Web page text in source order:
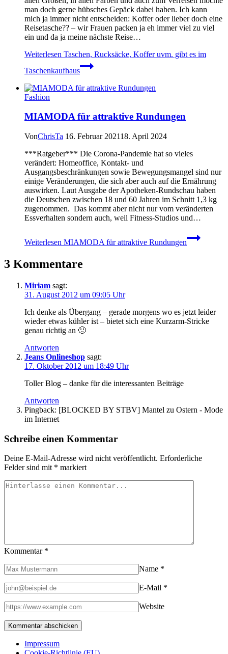
man doch gerne hübsches Gepäck dabei haben. Ich kann
mich ja immer nicht entscheiden: Koffer oder lieber doch eine
Reisetasche?? – wir Frauen packen ja eh immer viel zu viel
ein und da ja meine nächste Reise…
Weiterlesen Taschen, Rucksäcke, Koffer uvm. gibt es im
Taschenkaufhaus
Fashion
MIAMODA für attraktive Rundungen
VonChrisTa 16. Februar 202118. April 2024
***Ratgeber*** Die Corona-Pandemie hat so vieles
verändert: Homeoffice, Kontakt- und
Ausgangsbeschränkungen sowie Bewegungsmangel sind nur
einige Veränderungen, die sich aber auch auf die Ernährung
auswirken. Laut Ausgabe der Apotheken-Rundschau haben
die Deutschen zwischen 18 und 60 Jahren im Schnitt 1,3 kg
zugenommen. Das kommt aber nicht nur vom veränderten
Essverhalten sondern auch, weil Fitness-Studios und…
Weiterlesen MIAMODA für attraktive Rundungen
3 Kommentare
Miriam sagt:
31. August 2012 um 09:05 Uhr
Ich denke als Übergang – gerade morgens wo es jetzt leider
wieder etwas kühler ist – bietet sich eine Kurzarm-Stricke
genau richtig an 🙂
Antworten
Jeans Onlineshop sagt:
17. Oktober 2012 um 18:49 Uhr
Toller Blog – danke für die interessanten Beiträge
Antworten
Pingback: [BLOCKED BY STBV] Mantel zu Ostern - Mode
im Internet
Schreibe einen Kommentar
Deine E-Mail-Adresse wird nicht veröffentlicht. Erforderliche
Felder sind mit * markiert
Kommentar *
Name *
E-Mail *
Website
Impressum